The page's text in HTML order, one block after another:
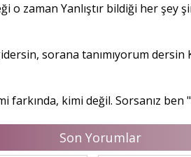
o zaman Yanlıştır bildiği her şey
sorana tanımıyorum dersin
farkında, kimi değil. Sorsanız ben
Son Yorumlar